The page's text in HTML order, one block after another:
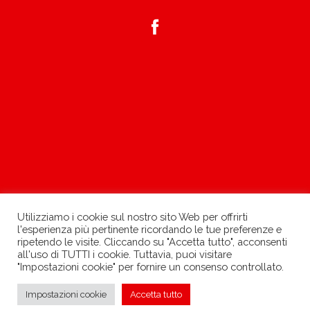
»
Utilizziamo i cookie sul nostro sito Web per offrirti
l'esperienza più pertinente ricordando le tue preferenze e
ripetendo le visite. Cliccando su "Accetta tutto", acconsenti
all'uso di TUTTI i cookie. Tuttavia, puoi visitare
"Impostazioni cookie" per fornire un consenso controllato.
Impostazioni cookie Accetta tutto